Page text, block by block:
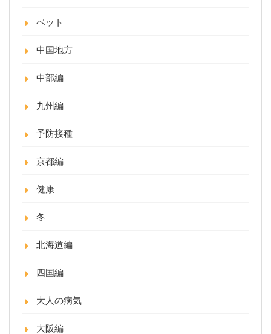
ペット
中国地方
中部編
九州編
予防接種
京都編
健康
冬
北海道編
四国編
大人の病気
大阪編